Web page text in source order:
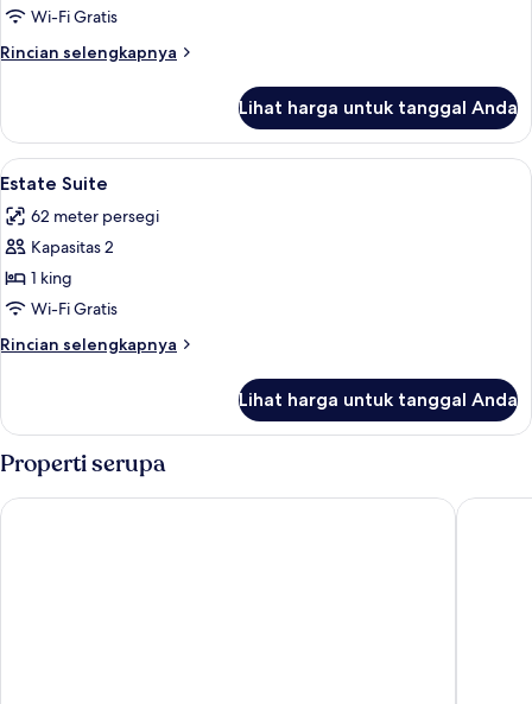
Wi-Fi Gratis
Rincian selengkapnya
Rincian
Kamar
Lihat harga untuk tanggal Anda
Lihat
semua
foto
untuk
Estate
Suite
Seprai katun Mesir, seprai premium,
3
Estate Suite
62 meter persegi
Kapasitas 2
1 king
Wi-Fi Gratis
Rincian selengkapnya
Rincian
Estate
Lihat harga untuk tanggal Anda
Properti serupa
Mandapa, a Ritz-Carlton Reserve